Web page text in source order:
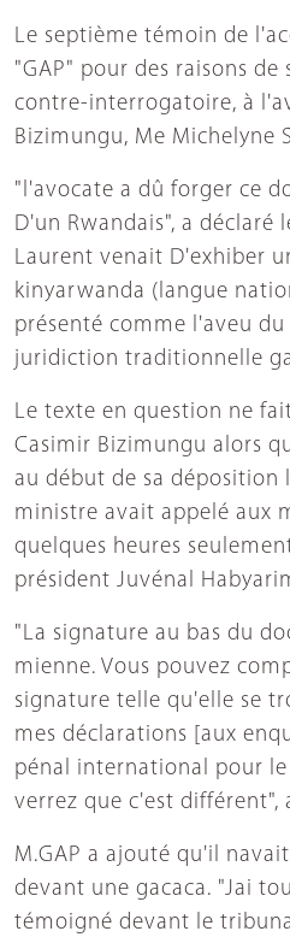
Le septième témoin de
"GAP" pour des raisons
contre-interrogatoire, à
Bizimungu, Me Michelyne
"l'avocate a dû forger ce
D'un Rwandais", a déclaré
Laurent venait D'exhiber
kinyarwanda (langue
présenté comme l'aveu
juridiction traditionnelle
Le texte en question ne
Casimir Bizimungu alors
au début de sa déposition
ministre avait appelé aux
quelques heures
président Juvénal
"La signature au bas du
mienne. Vous pouvez
signature telle qu'elle se
mes déclarations [aux
pénal international pour le
verrez que c'est différent",
M.GAP a ajouté qu'il
devant une gacaca. "Jai
témoigné devant le